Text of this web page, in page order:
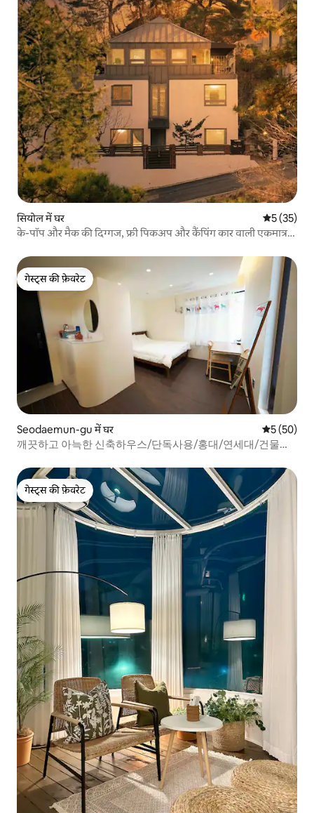
सियोल में घर औसत रेटिंग
5 (35)
के-पॉप और मैक की दिग्गज, फ्री पिकअप और कैंपिंग कार वाली एकमात्र
गेस्ट्स की फ़ेवरेट
गेस्ट्स की फ़ेवरेट
Seodaemun-gu में घर औसत रेटिंग
5 (50)
깨끗하고 아늑한 신축하우스/단독사용/홍대/연세대/건물내
गेस्ट्स की फ़ेवरेट
गेस्ट्स की फ़ेवरेट